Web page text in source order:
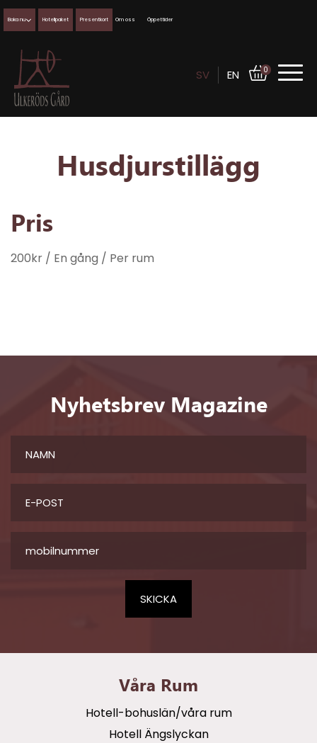
0
Boka nu Hotellpaket Presentkort Om oss Öppettider
SV EN
Husdjurstillägg
Pris
200kr / En gång / Per rum
Våra Rum
Hotell-bohuslän/våra rum
Hotell Ängslyckan
Nyhetsbrev Magazine